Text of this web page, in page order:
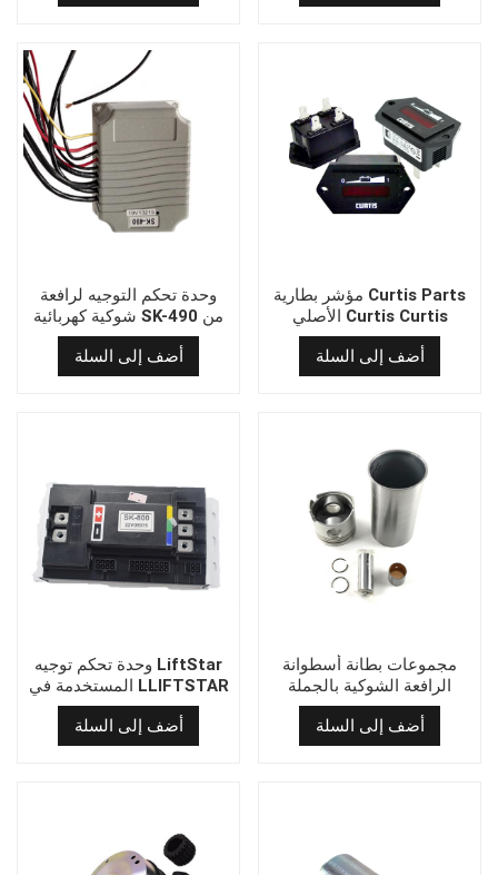
وحدة تحكم التوجيه لرافعة
شوكية كهربائية SK-490 من
Liftstar
أضف إلى السلة
مؤشر بطارية Curtis Parts
الأصلي Curtis Curtis
906T24BNBA0
أضف إلى السلة
وحدة تحكم توجيه LiftStar
المستخدمة في LLIFTSTAR
CBD30-470
أضف إلى السلة
مجموعات بطانة أسطوانة
الرافعة الشوكية بالجملة
لمحرك ISUZU 4JB1
أضف إلى السلة